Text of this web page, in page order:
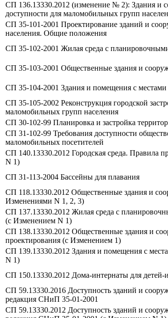
СП 136.13330.2012 (изменение № 2): Здания и
доступности для маломобильных групп
СП 35-101-2001 Проектирование зданий и
населения. Общие положения
СП 35-102-2001 Жилая среда с
СП 35-103-2001 Общественные здания и
СП 35-104-2001 Здания и помещения с местами
СП 35-105-2002 Реконструкция городской
маломобильных групп населения
СП 30-102-99 Планировка и застройка
СП 31-102-99 Требования доступности
маломобильных посетителей
СП 140.13330.2012 Городская среда. Правила
N 1)
СП 31-113-2004 Бассейны для плавания
СП 118.13330.2012 Общественные здания и
Изменениями N 1, 2, 3)
СП 137.13330.2012 Жилая среда с
(с Изменением N 1)
СП 138.13330.2012 Общественные здания и
проектирования (с Изменением 1)
СП 139.13330.2012 Здания и помещения с
N 1)
СП 150.13330.2012 Дома-интернаты для
СП 59.13330.2016 Доступность зданий и
редакция СНиП 35-01-2001
СП 59.13330.2012 Доступность зданий и